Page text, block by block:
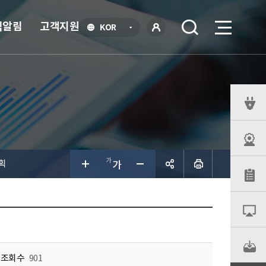
KOR언
그인
림 고객지원
조회수 901
뉴